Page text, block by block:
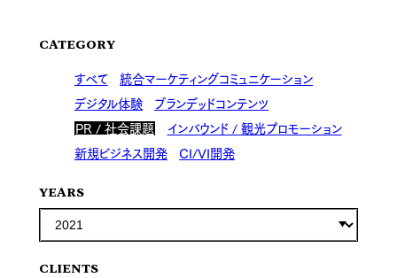
CATEGORY
すべて 統合マーケティングコミュニケーション
デジタル体験
ブランデッドコンテンツ
PR / 社会課題
インバウンド / 観光プロモーション
新規ビジネス開発 CI/VI開発
YEARS
CLIENTS